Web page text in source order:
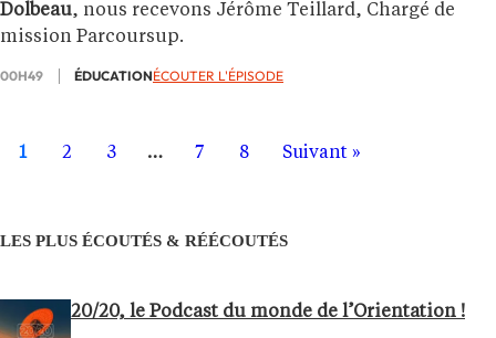
Dolbeau, nous recevons Jérôme Teillard, Chargé de
mission Parcoursup.
00H49 ÉDUCATIONÉCOUTER L'ÉPISODE
1 2 3 … 7 8 Suivant »
LES PLUS ÉCOUTÉS & RÉÉCOUTÉS
20/20, le Podcast du monde de l’Orientation !